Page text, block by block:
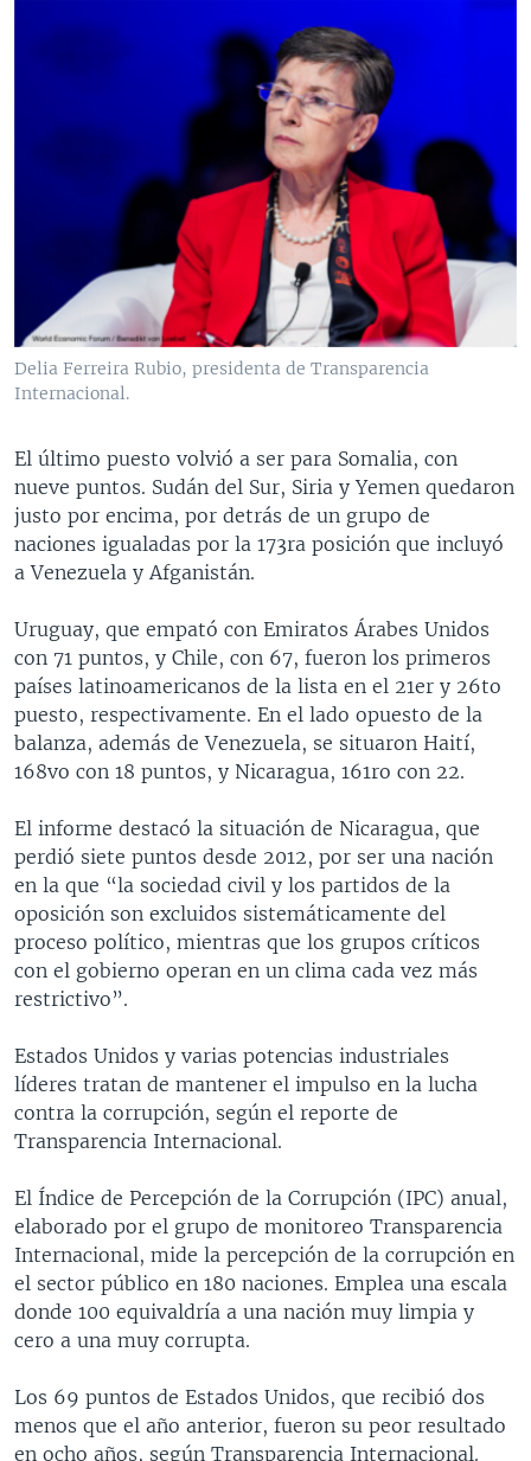
Delia Ferreira Rubio, presidenta de Transparencia
Internacional.
El último puesto volvió a ser para Somalia, con
nueve puntos. Sudán del Sur, Siria y Yemen quedaron
justo por encima, por detrás de un grupo de
naciones igualadas por la 173ra posición que incluyó
a Venezuela y Afganistán.
Uruguay, que empató con Emiratos Árabes Unidos
con 71 puntos, y Chile, con 67, fueron los primeros
países latinoamericanos de la lista en el 21er y 26to
puesto, respectivamente. En el lado opuesto de la
balanza, además de Venezuela, se situaron Haití,
168vo con 18 puntos, y Nicaragua, 161ro con 22.
El informe destacó la situación de Nicaragua, que
perdió siete puntos desde 2012, por ser una nación
en la que “la sociedad civil y los partidos de la
oposición son excluidos sistemáticamente del
proceso político, mientras que los grupos críticos
con el gobierno operan en un clima cada vez más
restrictivo”.
Estados Unidos y varias potencias industriales
líderes tratan de mantener el impulso en la lucha
contra la corrupción, según el reporte de
Transparencia Internacional.
El Índice de Percepción de la Corrupción (IPC) anual,
elaborado por el grupo de monitoreo Transparencia
Internacional, mide la percepción de la corrupción en
el sector público en 180 naciones. Emplea una escala
donde 100 equivaldría a una nación muy limpia y
cero a una muy corrupta.
Los 69 puntos de Estados Unidos, que recibió dos
menos que el año anterior, fueron su peor resultado
en ocho años, según Transparencia Internacional.